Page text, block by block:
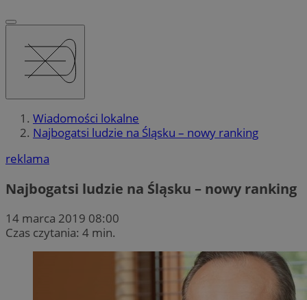
Wiadomości lokalne
Najbogatsi ludzie na Śląsku – nowy ranking
reklama
Najbogatsi ludzie na Śląsku – nowy ranking
14 marca 2019 08:00
Czas czytania: 4 min.